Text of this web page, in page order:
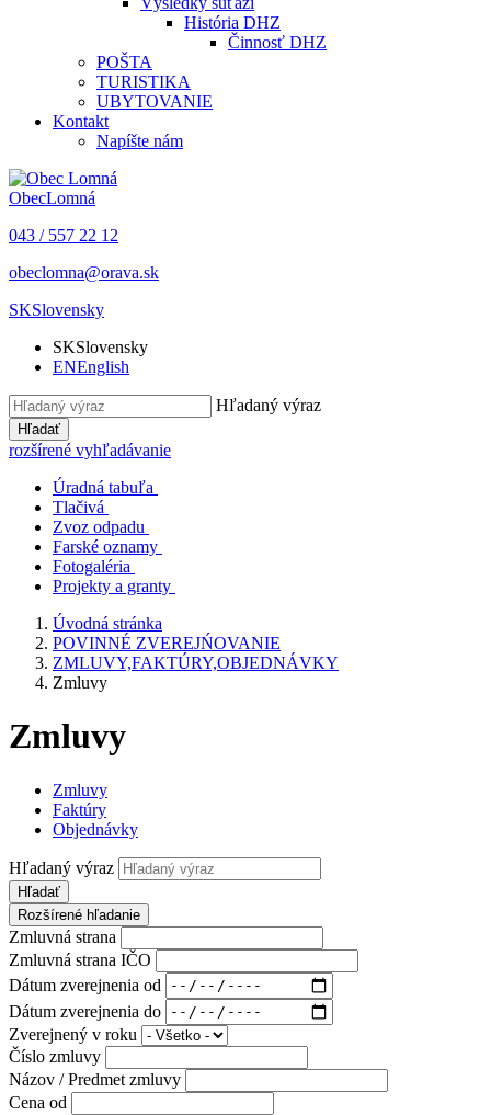
História DHZ
Činnosť DHZ
POŠTA
TURISTIKA
UBYTOVANIE
Kontakt
Napíšte nám
ObecLomná
043 / 557 22 12
obeclomna@orava.sk
SKSlovensky
SKSlovensky
ENEnglish
Hľadaný výraz
Hľadať
rozšírené vyhľadávanie
Úradná tabuľa
Tlačivá
Zvoz odpadu
Farské oznamy
Fotogaléria
Projekty a granty
Úvodná stránka
POVINNÉ ZVEREJŃOVANIE
ZMLUVY,FAKTÚRY,OBJEDNÁVKY
Zmluvy
Zmluvy
Zmluvy
Faktúry
Objednávky
Hľadaný výraz
Hľadať
Rozšírené hľadanie
Zmluvná strana
Zmluvná strana IČO
Dátum zverejnenia od
Dátum zverejnenia do
Zverejnený v roku
Číslo zmluvy
Názov / Predmet zmluvy
Cena od